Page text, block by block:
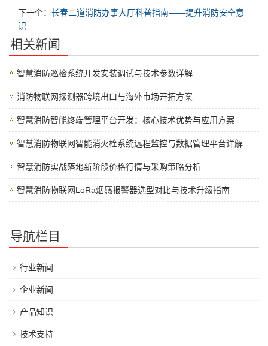
下一个： 长春二道消防办事大厅科普指南——提升消防安全意
识
相关新闻
智慧消防巡检系统开发安装调试与技术参数详解
消防物联网探测器跨境出口与海外市场开拓方案
智慧消防智能终端管理平台开发：核心技术优势与应用方案
智慧消防物联网智能消火栓系统远程监控与数据管理平台详解
智慧消防实战落地新阶段价格行情与采购策略分析
智慧消防物联网LoRa烟感报警器选型对比与技术升级指南
导航栏目
行业新闻
企业新闻
产品知识
技术支持